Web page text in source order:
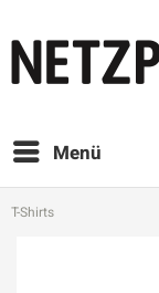
Menü
T-Shirts